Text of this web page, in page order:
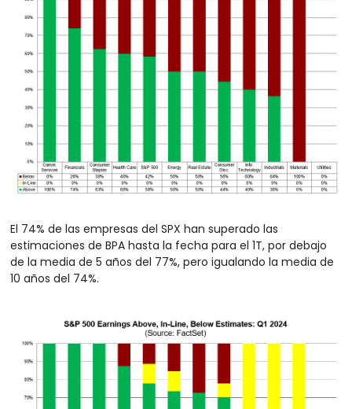
El 74% de las empresas del SPX han superado las
estimaciones de BPA hasta la fecha para el 1T, por debajo
de la media de 5 años del 77%, pero igualando la media de
10 años del 74%.